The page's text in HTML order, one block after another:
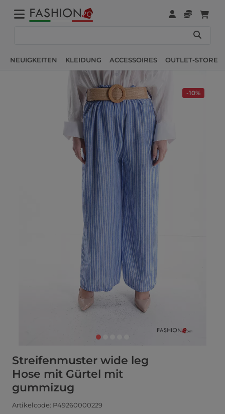
NEUIGKEITEN KLEIDUNG ACCESSOIRES OUTLET-STORE
-10%
Streifenmuster wide leg
Hose mit Gürtel mit
gummizug
Artikelcode: P49260000229